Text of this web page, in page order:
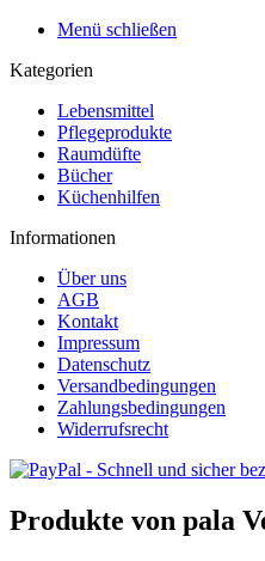
Menü schließen
Kategorien
Lebensmittel
Pflegeprodukte
Raumdüfte
Bücher
Küchenhilfen
Informationen
Über uns
AGB
Kontakt
Impressum
Datenschutz
Versandbedingungen
Zahlungsbedingungen
Widerrufsrecht
Produkte von pala